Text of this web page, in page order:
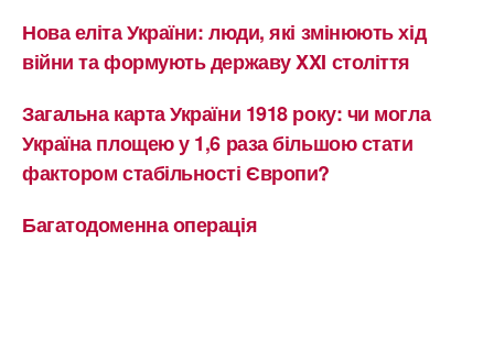
Нова еліта України: люди, які змінюють хід
війни та формують державу XXI століття
Загальна карта України 1918 року: чи могла
Україна площею у 1,6 раза більшою стати
фактором стабільності Європи?
Багатодоменна операція